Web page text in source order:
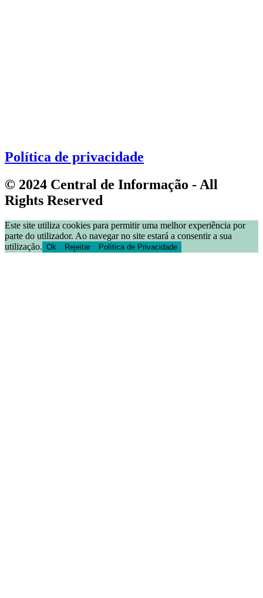
Política de privacidade
© 2024 Central de Informação - All
Rights Reserved
Este site utiliza cookies para permitir uma melhor experiência por
parte do utilizador. Ao navegar no site estará a consentir a sua
utilização. Ok Rejeitar Política de Privacidade